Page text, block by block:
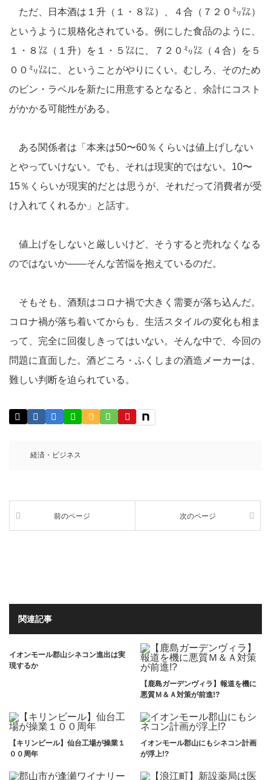
ただ、日本酒は１升（１・８㍑）、４合（７２０㍉㍑）
というように規格化されている。例にした食品のように、
１・８㍑（１升）を１・５㍑に、７２０㍉㍑（４合）を５
００㍉㍑に、ということがやりにくい。むしろ、そのため
のビン・ラベルを新たに用意するとなると、余計にコスト
がかかる可能性がある。
ある関係者は「本来は50〜60％くらいは値上げしない
とやっていけない。でも、それは現実的ではない。10〜
15％くらいが現実的だとは思うが、それだって消費者が受
け入れてくれるか」と話す。
値上げをしないと厳しいけど、そうすると売れなくなる
のではないか――そんな苦悩を抱えているのだ。
そもそも、酒類はコロナ禍で大きく需要が落ち込んだ。
コロナ禍が落ち着いてからも、生活スタイルの変化も相ま
って、完全に回復しきってはいない。そんな中で、今回の
問題に直面した。酒どころ・ふくしまの酒造メーカーは、
難しい判断を迫られている。
経済・ビジネス
前のページ 次のページ
関連記事
イオンモール郡山シネコン進出は実
現するか
【鹿島ガーデンヴィラ】報道を機に
悪質Ｍ＆Ａ対策が前進!?
【キリンビール】仙台工場が操業１
００周年
イオンモール郡山にもシネコン計画
が浮上!?